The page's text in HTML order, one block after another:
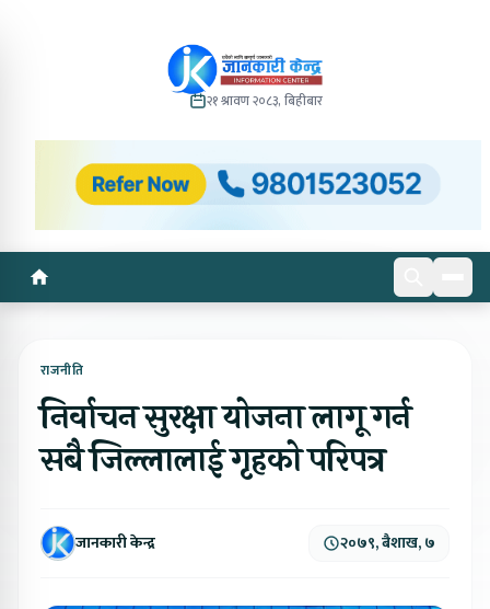
२१ श्रावण २०८३, बिहीबार
राजनीति
निर्वाचन सुरक्षा योजना लागू गर्न
सबै जिल्लालाई गृहको परिपत्र
जानकारी केन्द्र २०७९, बैशाख, ७